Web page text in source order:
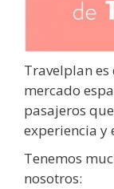
Travelplan
mercado
pasajeros
experiencia y
Tenemos
nosotros: